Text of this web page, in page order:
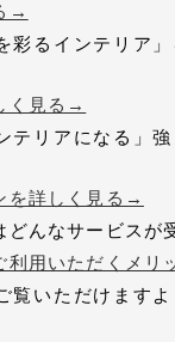
→
彩るインテリア」
く見る→
テリアになる」
を詳しく見る→
どんなサービスが
利用いただくメリ
覧いただけます